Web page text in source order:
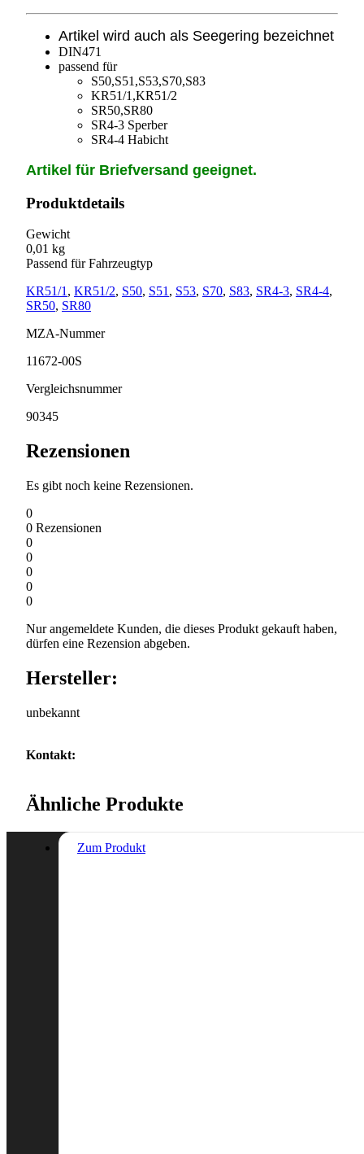
Artikel wird auch als Seegering bezeichnet
DIN471
passend für
S50,S51,S53,S70,S83
KR51/1,KR51/2
SR50,SR80
SR4-3 Sperber
SR4-4 Habicht
Artikel für Briefversand geeignet.
Produktdetails
Gewicht
0,01 kg
Passend für Fahrzeugtyp
KR51/1 , KR51/2, S50, S51 , S53, S70, S83, SR4-3, SR4-4,
SR50, SR80
MZA-Nummer
11672-00S
Vergleichsnummer
90345
Rezensionen
Es gibt noch keine Rezensionen.
0
0 Rezensionen
0
0
0
0
0
Nur angemeldete Kunden, die dieses Produkt gekauft haben,
dürfen eine Rezension abgeben.
Hersteller:
unbekannt
Kontakt:
Ähnliche Produkte
Zum Produkt